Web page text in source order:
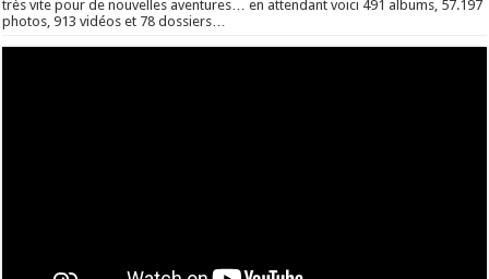
très vite pour de nouvelles aventures… en attendant voici 491 albums, 57.197
photos, 913 vidéos et 78 dossiers…